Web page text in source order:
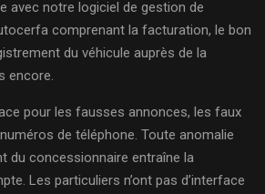
avec notre logiciel de gestion de
comprenant la facturation, le bon
du véhicule auprès de la
encore.
pour les fausses annonces, les faux
de téléphone. Toute anomalie
du concessionnaire entraîne la
Les particuliers n’ont pas d’interface